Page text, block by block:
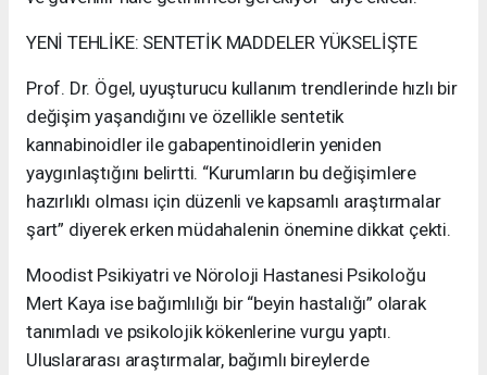
YENİ TEHLİKE: SENTETİK MADDELER YÜKSELİŞTE
Prof. Dr. Ögel, uyuşturucu kullanım trendlerinde hızlı bir
değişim yaşandığını ve özellikle sentetik
kannabinoidler ile gabapentinoidlerin yeniden
yaygınlaştığını belirtti. “Kurumların bu değişimlere
hazırlıklı olması için düzenli ve kapsamlı araştırmalar
şart” diyerek erken müdahalenin önemine dikkat çekti.
Moodist Psikiyatri ve Nöroloji Hastanesi Psikoloğu
Mert Kaya ise bağımlılığı bir “beyin hastalığı” olarak
tanımladı ve psikolojik kökenlerine vurgu yaptı.
Uluslararası araştırmalar, bağımlı bireylerde